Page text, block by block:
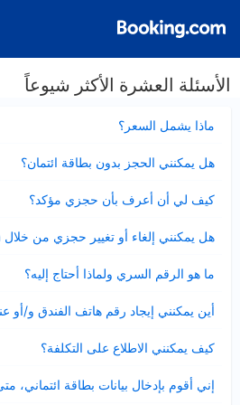
الأسئلة العشرة الأكثر شيوعاً
ماذا يشمل السعر؟
مصغر
هل يمكنني الحجز بدون بطاقة ائتمان؟
مصغر
كيف لي أن أعرف بأن حجزي مؤكد؟
مصغر
هل يمكنني إلغاء أو تغيير حجزي من خلال Booking.com؟
مصغر
ما هو الرقم السري ولماذا أحتاج إليه؟
مصغر
أين يمكنني إيجاد رقم هاتف الفندق و/أو
عرض
مصغر
كيف يمكنني الاطلاع على التكلفة؟
مصغر
إني أقوم بإدخال بيانات بطاقة ائتماني،
مصغر